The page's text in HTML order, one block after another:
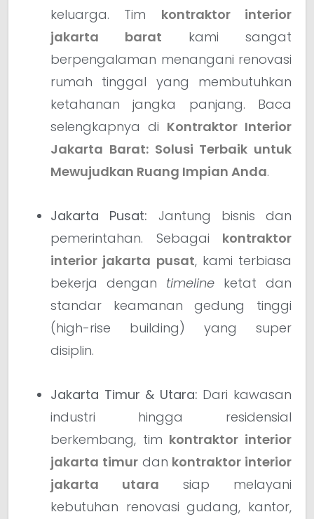
keluarga. Tim kontraktor interior
jakarta barat kami sangat
berpengalaman menangani renovasi
rumah tinggal yang membutuhkan
ketahanan jangka panjang. Baca
selengkapnya di Kontraktor Interior
Jakarta Barat: Solusi Terbaik untuk
Mewujudkan Ruang Impian Anda.
Jakarta Pusat: Jantung bisnis dan
pemerintahan. Sebagai kontraktor
interior jakarta pusat, kami terbiasa
bekerja dengan timeline ketat dan
standar keamanan gedung tinggi
(high-rise building) yang super
disiplin.
Jakarta Timur & Utara: Dari kawasan
industri hingga residensial
berkembang, tim kontraktor interior
jakarta timurdan kontraktor interior
jakarta utara siap melayani
kebutuhan renovasi gudang, kantor,